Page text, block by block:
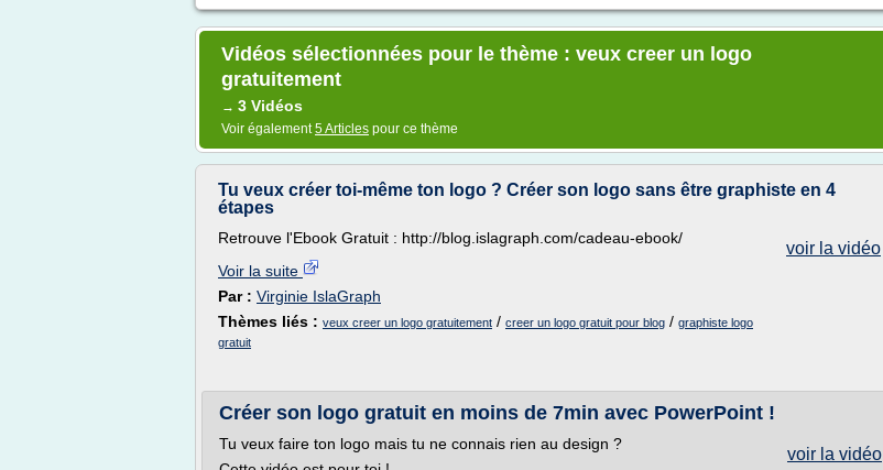
Vidéos sélectionnées pour le thème : veux creer un logo
gratuitement
→ 3 Vidéos
Voir également5 Articles pour ce thème
Tu veux créer toi-même ton logo ? Créer son logo sans être graphiste en 4
étapes
voir la vidéo
Retrouve l'Ebook Gratuit : http://blog.islagraph.com/cadeau-ebook/
Voir la suite
Par : Virginie IslaGraph
Thèmes liés : veux creer un logo gratuitement / creer un logo gratuit pour blog / graphiste logo
gratuit
Créer son logo gratuit en moins de 7min avec PowerPoint !
voir la vidéo
Tu veux faire ton logo mais tu ne connais rien au design ?